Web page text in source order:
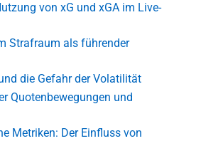
von xG und xGA im Live-
Strafraum als führender
die Gefahr der Volatilität
Quotenbewegungen und
Metriken: Der Einfluss von